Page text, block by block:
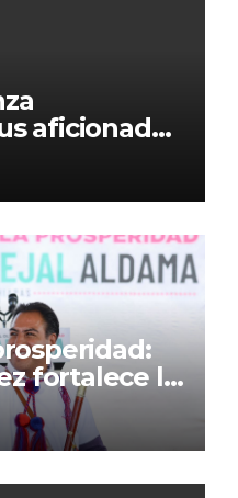
aficionados
vs
2026
fortalece la
Aldama